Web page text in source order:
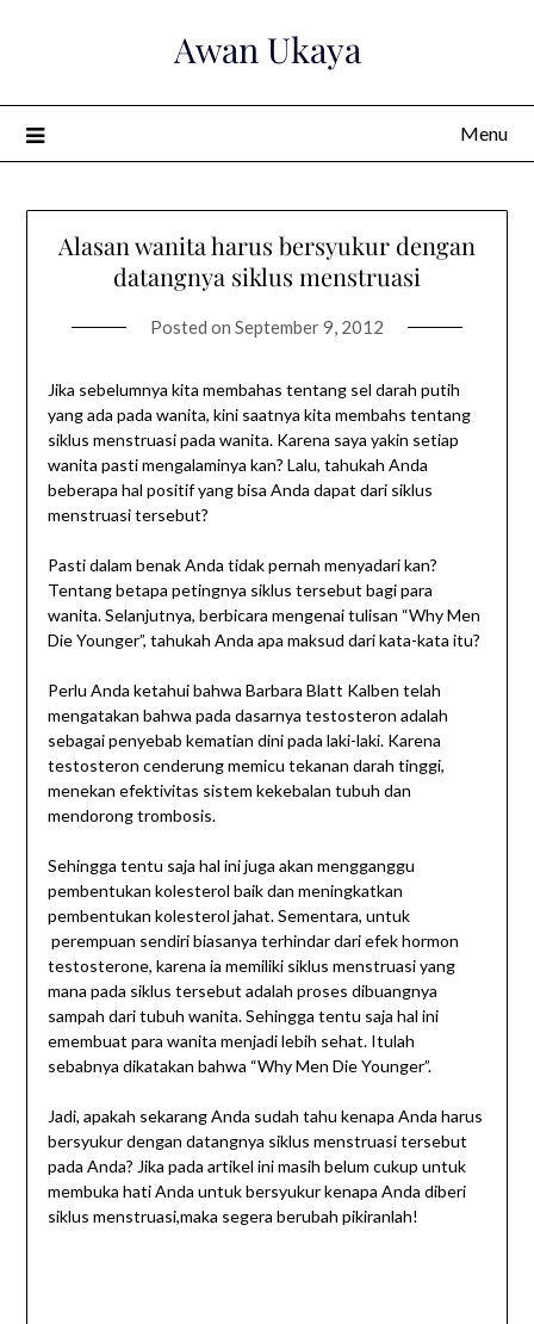
Awan Ukaya
Menu
Alasan wanita harus bersyukur dengan
datangnya siklus menstruasi
Posted on September 9, 2012
Jika sebelumnya kita membahas tentang sel darah putih
yang ada pada wanita, kini saatnya kita membahs tentang
siklus menstruasi pada wanita. Karena saya yakin setiap
wanita pasti mengalaminya kan? Lalu, tahukah Anda
beberapa hal positif yang bisa Anda dapat dari siklus
menstruasi tersebut?
Pasti dalam benak Anda tidak pernah menyadari kan?
Tentang betapa petingnya siklus tersebut bagi para
wanita. Selanjutnya, berbicara mengenai tulisan “Why Men
Die Younger”, tahukah Anda apa maksud dari kata-kata itu?
Perlu Anda ketahui bahwa Barbara Blatt Kalben telah
mengatakan bahwa pada dasarnya testosteron adalah
sebagai penyebab kematian dini pada laki-laki. Karena
testosteron cenderung memicu tekanan darah tinggi,
menekan efektivitas sistem kekebalan tubuh dan
mendorong trombosis.
Sehingga tentu saja hal ini juga akan mengganggu
pembentukan kolesterol baik dan meningkatkan
pembentukan kolesterol jahat. Sementara, untuk
perempuan sendiri biasanya terhindar dari efek hormon
testosterone, karena ia memiliki siklus menstruasi yang
mana pada siklus tersebut adalah proses dibuangnya
sampah dari tubuh wanita. Sehingga tentu saja hal ini
emembuat para wanita menjadi lebih sehat. Itulah
sebabnya dikatakan bahwa “Why Men Die Younger”.
Jadi, apakah sekarang Anda sudah tahu kenapa Anda harus
bersyukur dengan datangnya siklus menstruasi tersebut
pada Anda? Jika pada artikel ini masih belum cukup untuk
membuka hati Anda untuk bersyukur kenapa Anda diberi
siklus menstruasi,maka segera berubah pikiranlah!